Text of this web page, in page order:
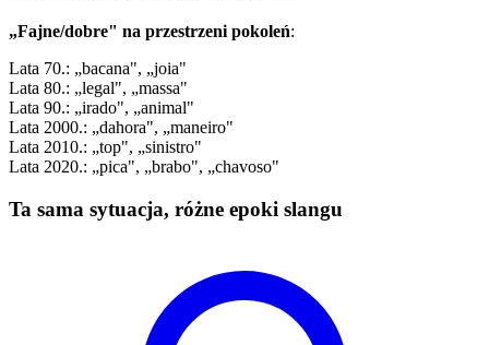
„Fajne/dobre" na przestrzeni pokoleń:
Lata 70.: „bacana", „joia"
Lata 80.: „legal", „massa"
Lata 90.: „irado", „animal"
Lata 2000.: „dahora", „maneiro"
Lata 2010.: „top", „sinistro"
Lata 2020.: „pica", „brabo", „chavoso"
Ta sama sytuacja, różne epoki slangu